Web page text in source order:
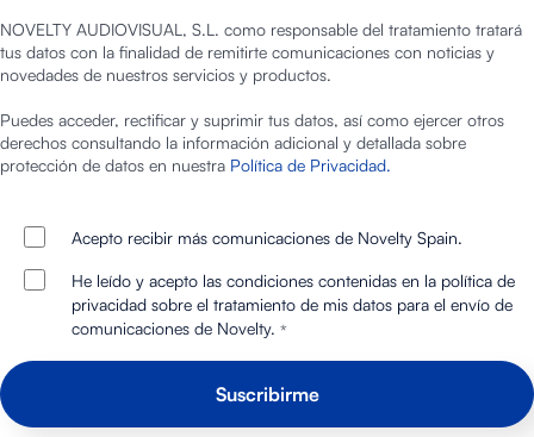
NOVELTY AUDIOVISUAL, S.L. como responsable del tratamiento tratará
tus datos con la finalidad de remitirte comunicaciones con noticias y
novedades de nuestros servicios y productos.
Puedes acceder, rectificar y suprimir tus datos, así como ejercer otros
derechos consultando la información adicional y detallada sobre
protección de datos en nuestra Política de Privacidad.
Acepto recibir más comunicaciones de Novelty Spain.
He leído y acepto las condiciones contenidas en la política de
privacidad sobre el tratamiento de mis datos para el envío de
comunicaciones de Novelty. *